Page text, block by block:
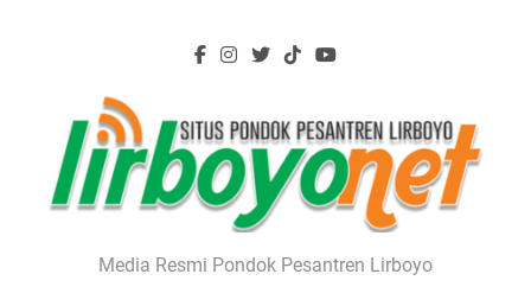
Lirboyo.net
Media Resmi Pondok Pesantren Lirboyo